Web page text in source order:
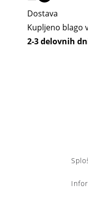
Dostava
Kupljeno blago
2-3 delovnih